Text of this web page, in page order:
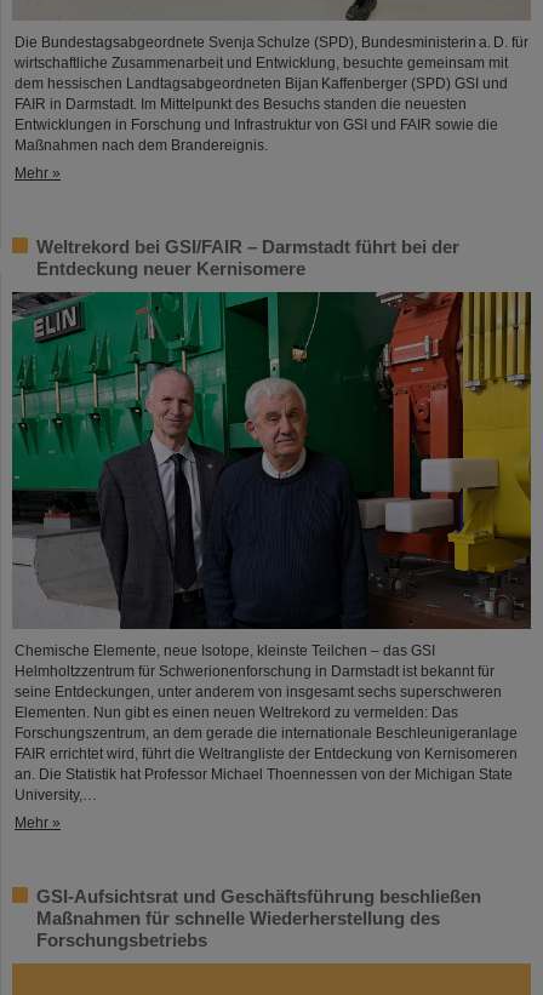
Die Bundestagsabgeordnete Svenja Schulze (SPD), Bundesministerin a. D. für
wirtschaftliche Zusammenarbeit und Entwicklung, besuchte gemeinsam mit
dem hessischen Landtagsabgeordneten Bijan Kaffenberger (SPD) GSI und
FAIR in Darmstadt. Im Mittelpunkt des Besuchs standen die neuesten
Entwicklungen in Forschung und Infrastruktur von GSI und FAIR sowie die
Maßnahmen nach dem Brandereignis.
Mehr »
Weltrekord bei GSI/FAIR – Darmstadt führt bei der
Entdeckung neuer Kernisomere
Chemische Elemente, neue Isotope, kleinste Teilchen – das GSI
Helmholtzzentrum für Schwerionenforschung in Darmstadt ist bekannt für
seine Entdeckungen, unter anderem von insgesamt sechs superschweren
Elementen. Nun gibt es einen neuen Weltrekord zu vermelden: Das
Forschungszentrum, an dem gerade die internationale Beschleunigeranlage
FAIR errichtet wird, führt die Weltrangliste der Entdeckung von Kernisomeren
an. Die Statistik hat Professor Michael Thoennessen von der Michigan State
University,…
Mehr »
GSI-Aufsichtsrat und Geschäftsführung beschließen
Maßnahmen für schnelle Wiederherstellung des
Forschungsbetriebs